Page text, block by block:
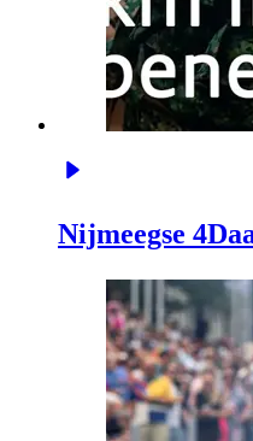
Nijmeegse